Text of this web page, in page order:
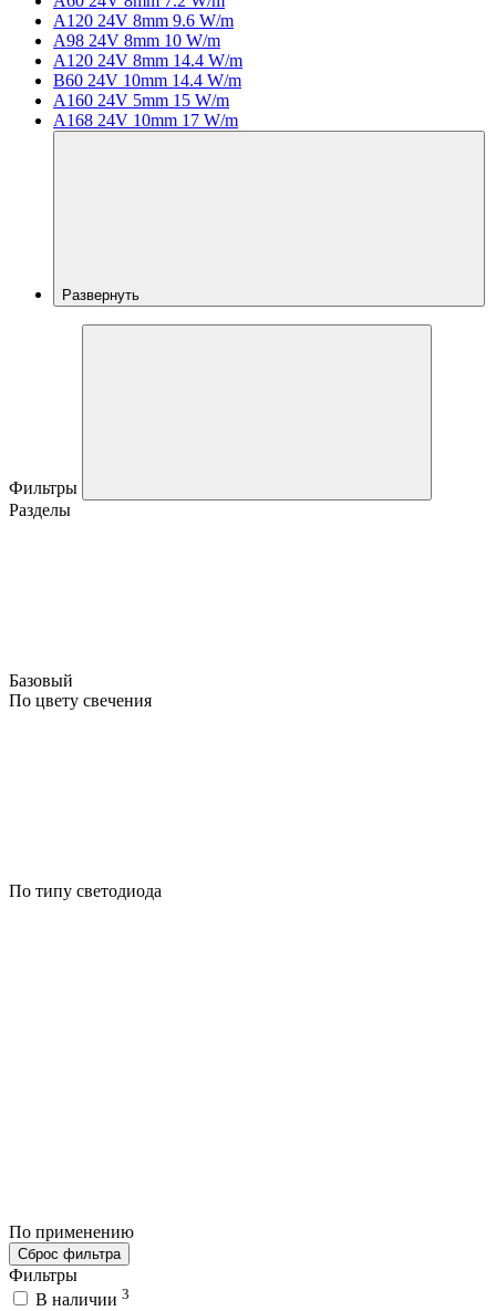
A120 24V 8mm 9.6 W/m
A98 24V 8mm 10 W/m
A120 24V 8mm 14.4 W/m
B60 24V 10mm 14.4 W/m
A160 24V 5mm 15 W/m
A168 24V 10mm 17 W/m
Развернуть
Фильтры
Разделы
Базовый
По цвету свечения
По типу светодиода
По применению
Сброс фильтра
Фильтры
В наличии 3